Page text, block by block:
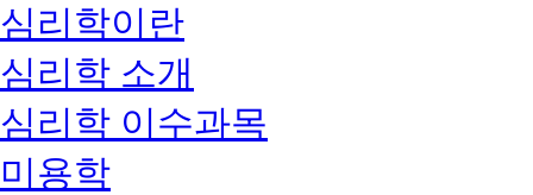
심리학이란
심리학 소개
심리학 이수과목
미용학